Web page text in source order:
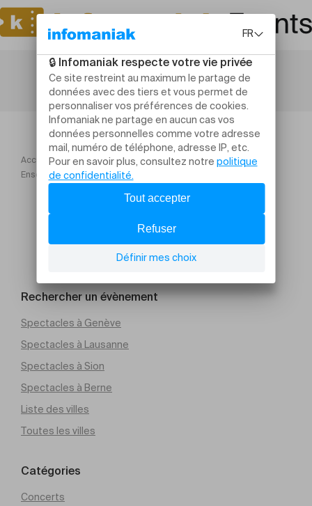
Accueil
Concerts
Ensemble Les Tempéraments du Parnasse
Rechercher un évènement
Spectacles à Genève
Spectacles à Lausanne
Spectacles à Sion
Spectacles à Berne
Liste des villes
Toutes les villes
Catégories
Concerts